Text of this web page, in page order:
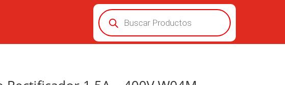
Búsqueda
de
productos